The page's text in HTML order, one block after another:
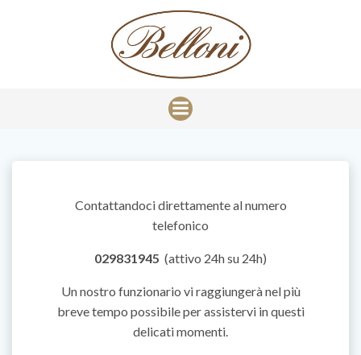
Vai
contenuto
Contattandoci direttamente al numero
telefonico
029831945 (attivo 24h su 24h)
Un nostro funzionario vi raggiungerà nel più
breve tempo possibile per assistervi in questi
delicati momenti.